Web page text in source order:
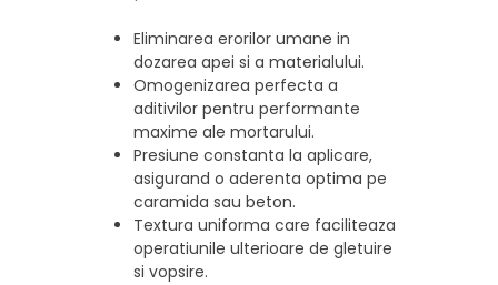
Eliminarea erorilor umane in
dozarea apei si a materialului.
Omogenizarea perfecta a
aditivilor pentru performante
maxime ale mortarului.
Presiune constanta la aplicare,
asigurand o aderenta optima pe
caramida sau beton.
Textura uniforma care faciliteaza
operatiunile ulterioare de gletuire
si vopsire.